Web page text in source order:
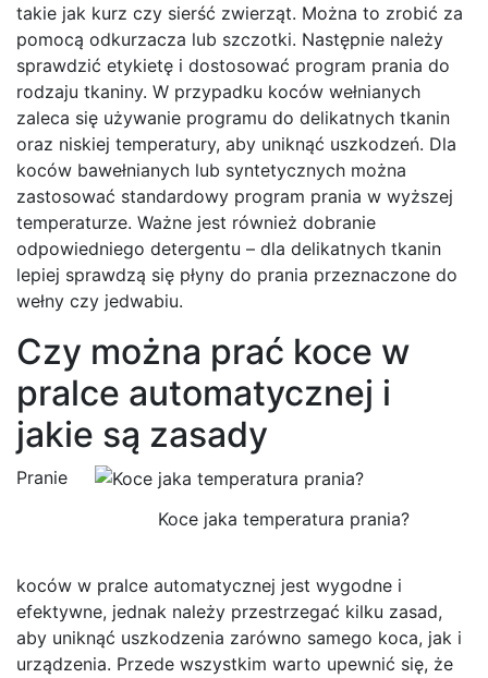
takie jak kurz czy sierść zwierząt. Można to zrobić za
pomocą odkurzacza lub szczotki. Następnie należy
sprawdzić etykietę i dostosować program prania do
rodzaju tkaniny. W przypadku koców wełnianych
zaleca się używanie programu do delikatnych tkanin
oraz niskiej temperatury, aby uniknąć uszkodzeń. Dla
koców bawełnianych lub syntetycznych można
zastosować standardowy program prania w wyższej
temperaturze. Ważne jest również dobranie
odpowiedniego detergentu – dla delikatnych tkanin
lepiej sprawdzą się płyny do prania przeznaczone do
wełny czy jedwabiu.
Czy można prać koce w
pralce automatycznej i
jakie są zasady
Koce jaka temperatura prania?
Pranie
koców w pralce automatycznej jest wygodne i
efektywne, jednak należy przestrzegać kilku zasad,
aby uniknąć uszkodzenia zarówno samego koca, jak i
urządzenia. Przede wszystkim warto upewnić się, że